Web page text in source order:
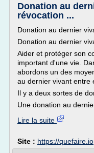
Donation au
révocation ...
Donation au dernier
Donation au dernier
Aider et protéger son
important d'une vie.
abordons un des
au dernier vivant entre
Il y a deux sortes de
Une donation au
Lire la suite
Site : https://quefaire.io